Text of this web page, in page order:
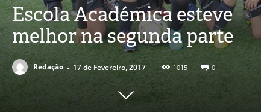
Escola Académica esteve
melhor na segunda parte
Redação - 17 de Fevereiro, 2017 1015 0